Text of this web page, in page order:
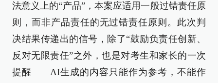
法意义上的“产品”，本案应适用一般过错责任原
则，而非产品责任的无过错责任原则。此次判
决结果传递出的信号，除了“鼓励负责任创新、
反对无限责任”之外，也是对考生和家长的一次
提醒——AI生成的内容只能作为参考，不能作